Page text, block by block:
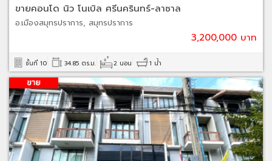
ขายคอนโด นิว โนเบิล ศรีนครินทร์-ลาซาล
อ.เมืองสมุทรปราการ, สมุทรปราการ
3,200,000 บาท
ชั้นที่ 10 34.85 ตร.ม. 2 นอน 1 น้ำ